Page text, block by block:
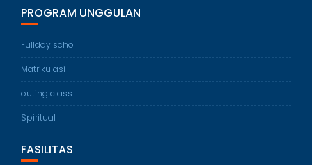
PROGRAM UNGGULAN
Fullday scholl
Matrikulasi
outing class
Spiritual
FASILITAS